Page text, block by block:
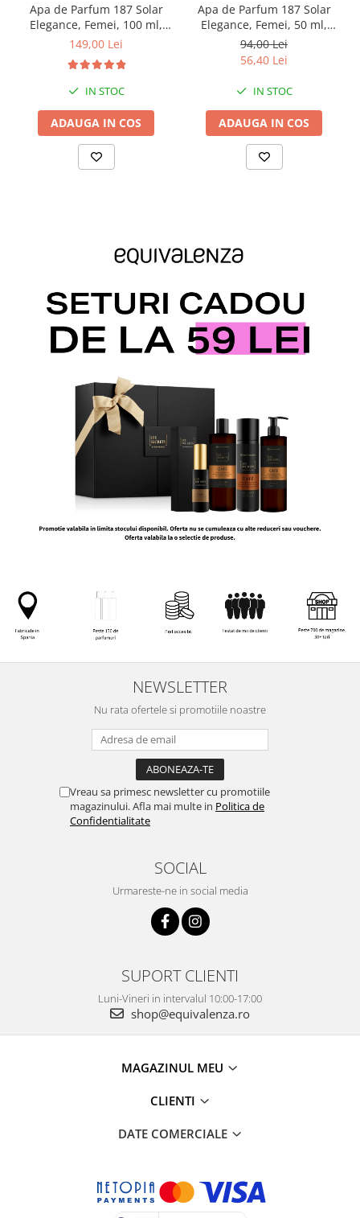
Apa de Parfum 187 Solar
Elegance, Femei, 100 ml,
Equivalenza
149,00 Lei
IN STOC
ADAUGA IN COS
Apa de Parfum 187 Solar
Elegance, Femei, 50 ml,
Equivalenza
94,00 Lei
56,40 Lei
IN STOC
ADAUGA IN COS
NEWSLETTER
Nu rata ofertele si promotiile noastre
Vreau sa primesc newsletter cu promotiile
magazinului. Afla mai multe in Politica de
Confidentialitate
SOCIAL
Urmareste-ne in social media
SUPORT CLIENTI
Luni-Vineri in intervalul 10:00-17:00
shop@equivalenza.ro
MAGAZINUL MEU
CLIENTI
DATE COMERCIALE